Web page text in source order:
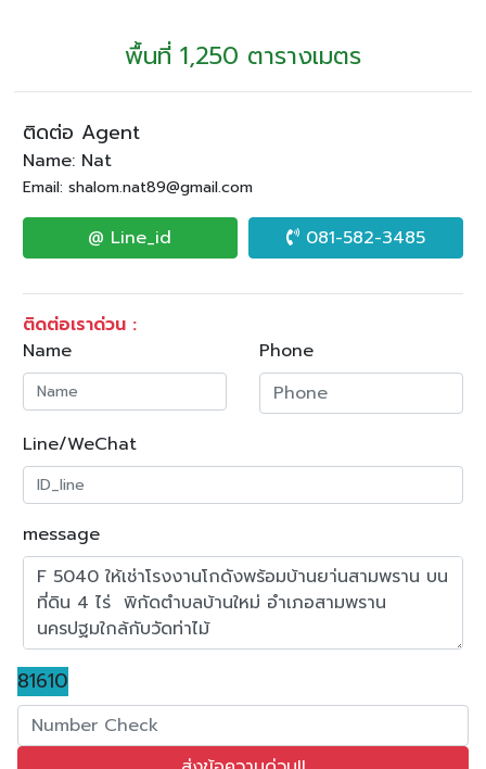
พื้นที่ 1,250 ตารางเมตร
ติดต่อ Agent
Name: Nat
Email: shalom.nat89@gmail.com
@ Line_id 081-582-3485
ติดต่อเราด่วน :
Name
Phone
Line/WeChat
message
81610